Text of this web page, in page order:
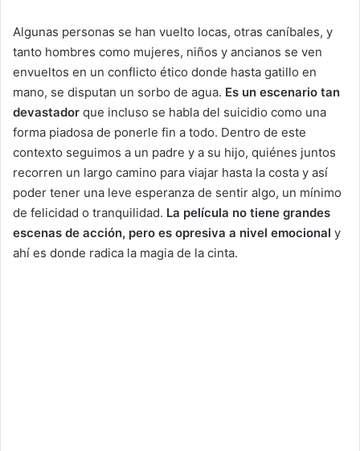
Algunas personas se han vuelto locas, otras caníbales, y
tanto hombres como mujeres, niños y ancianos se ven
envueltos en un conflicto ético donde hasta gatillo en
mano, se disputan un sorbo de agua. Es un escenario tan
devastador que incluso se habla del suicidio como una
forma piadosa de ponerle fin a todo. Dentro de este
contexto seguimos a un padre y a su hijo, quiénes juntos
recorren un largo camino para viajar hasta la costa y así
poder tener una leve esperanza de sentir algo, un mínimo
de felicidad o tranquilidad. La película no tiene grandes
escenas de acción, pero es opresiva a nivel emocional y
ahí es donde radica la magia de la cinta.